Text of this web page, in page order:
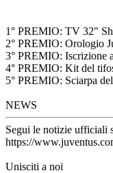
1° PREMIO: TV 32"
2° PREMIO: Orologio
3° PREMIO: Iscrizione
4° PREMIO: Kit del
5° PREMIO: Sciarpa
NEWS
Segui le notizie ufficiali
https://
Unisciti a noi